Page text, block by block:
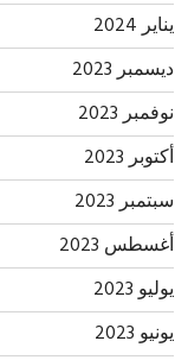
يناير 2024
ديسمبر 2023
نوفمبر 2023
أكتوبر 2023
سبتمبر 2023
أغسطس 2023
يوليو 2023
يونيو 2023